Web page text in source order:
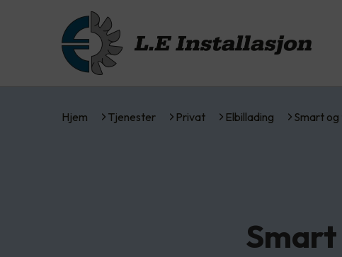
Hjem Tjenester Privat Elbillading Smart